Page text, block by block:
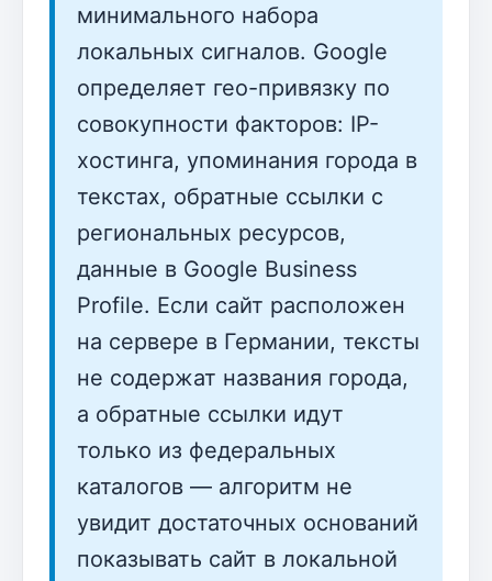
минимального набора
локальных сигналов. Google
определяет гео-привязку по
совокупности факторов: IP-
хостинга, упоминания города в
текстах, обратные ссылки с
региональных ресурсов,
данные в Google Business
Profile. Если сайт расположен
на сервере в Германии, тексты
не содержат названия города,
а обратные ссылки идут
только из федеральных
каталогов — алгоритм не
увидит достаточных оснований
показывать сайт в локальной